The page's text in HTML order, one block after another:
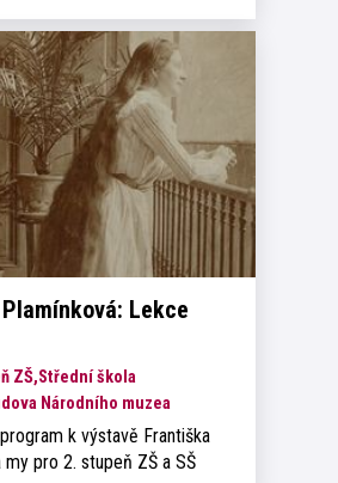
Lekce
ZŠ,Střední škola
Národního muzea
k výstavě Františka
my pro 2. stupeň ZŠ a SŠ